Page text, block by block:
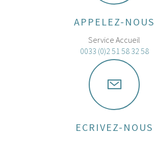
APPELEZ-NOUS
Service Accueil
0033 (0)2 51 58 32 58
ECRIVEZ-NOUS